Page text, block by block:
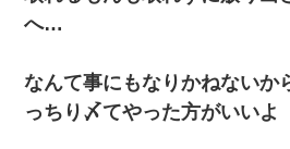
絡無しは無理」上司「いいから付けろ
へ…
なんて事にもなりかねないか
っちり〆てやった方がいいよ